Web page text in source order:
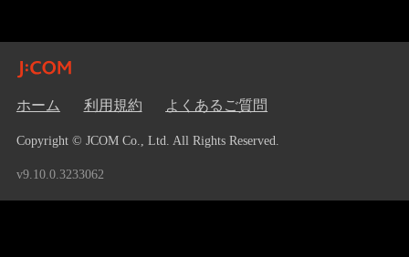
ホーム 利用規約 よくあるご質問
Copyright © JCOM Co., Ltd. All Rights Reserved.
v9.10.0.3233062